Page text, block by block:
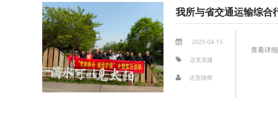
2025-04-15
达宽党建
达宽律师
查看详细